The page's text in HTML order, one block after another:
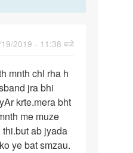
2019 - 11:38 बजे
mnth chl rha h
jra bhi
krte.mera bht
me muze
ab jyada
ye bat smzau.